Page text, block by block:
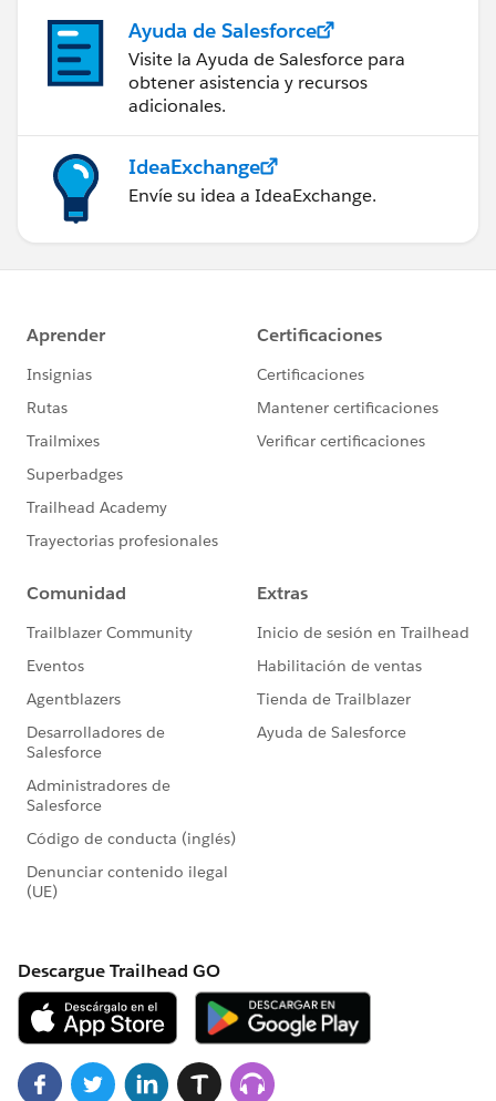
Ayuda de Salesforce
Visite la Ayuda de Salesforce para
obtener asistencia y recursos
adicionales.
IdeaExchange
Envíe su idea a IdeaExchange.